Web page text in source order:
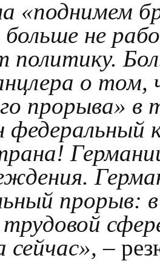
«поднимем
не
политику.
о
прорыва»
федеральный
прорыв:
трудовой
сейчас», –